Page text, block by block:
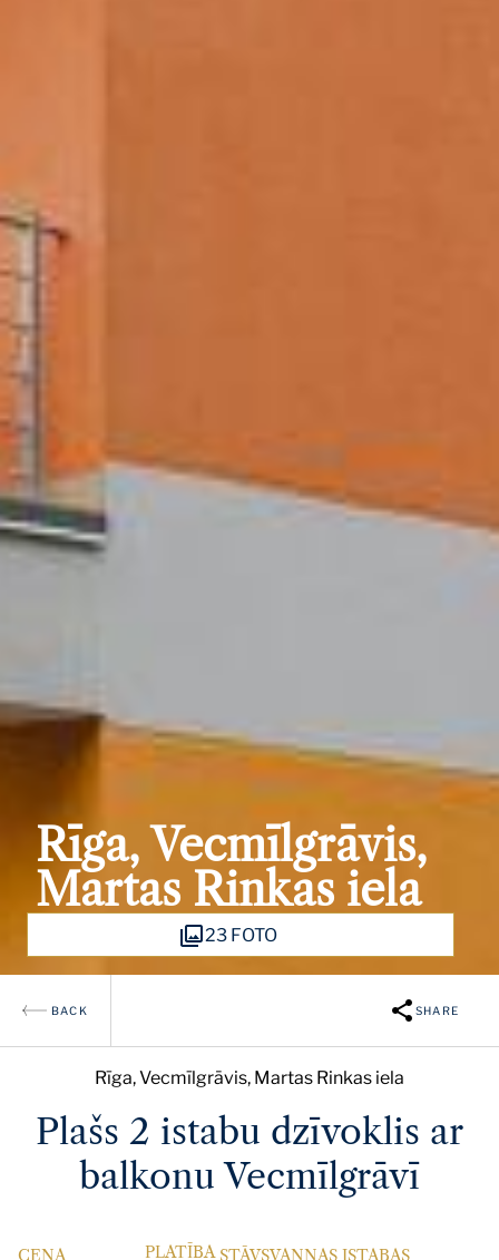
Rīga, Vecmīlgrāvis,
Martas Rinkas iela
23 FOTO
BACK SHARE
Rīga, Vecmīlgrāvis, Martas Rinkas iela
Plašs 2 istabu dzīvoklis ar
balkonu Vecmīlgrāvī
CENA PLATĪBA STĀVSVANNAS ISTABAS